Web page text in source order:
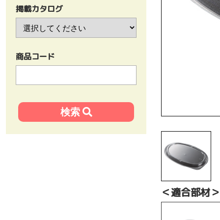
掲載カタログ
商品コード
＜適合部材＞